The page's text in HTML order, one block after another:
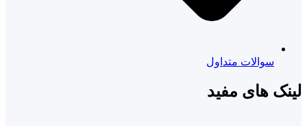
سوالات متداول
لینک های مفید